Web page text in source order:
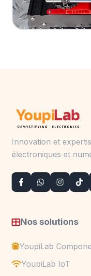
Innovation et
électroniques et
Nos solutions
YoupiLab
YoupiLab IoT